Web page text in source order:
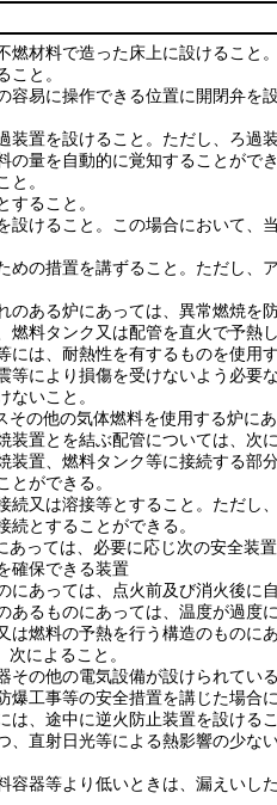
材料で造った床上に設けること。
と。
易に操作できる位置に開閉弁を設
置を設けること。 ただし、ろ過
量を自動的に覚知することがで
と。
ること。
けること。
この場合において、
の措置を講ずること。 ただし、
ある炉にあっては、異常燃焼を
料タンク又は配管を直火で予熱
は、耐熱性を有するものを使用す
により損傷を受けないよう必要
いこと。
の他の気体燃料を使用する炉に
置とを結ぶ配管については、次に
装置、燃料タンク等に接続する部
ができる。
又は溶接等とすること。 ただし
とすることができる。
っては、必要に応じ次の安全装置
確保できる装置
にあっては、点火前及び消火後に
あるものにあっては、温度が過度
は燃料の予熱を行う構造のものに
によること。
その他の電気設備が設けられて
爆工事等の安全措置を講じた場合
、途中に逆火防止装置を設けるこ
、直射日光等による熱影響の少
容器等より低いときは、漏えい